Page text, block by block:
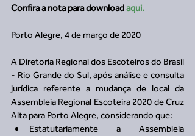
Confira a nota para download aqui.
Porto Alegre, 4 de março de 2020
A Diretoria Regional dos Escoteiros do Brasil
- Rio Grande do Sul, após análise e consulta
jurídica referente a mudança de local da
Assembleia Regional Escoteira 2020 de Cruz
Alta para Porto Alegre, considerando que:
Estatutariamente a Assembleia